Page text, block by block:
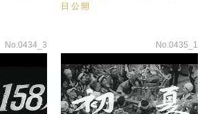
日公開
No.0434_3 No.0435_1